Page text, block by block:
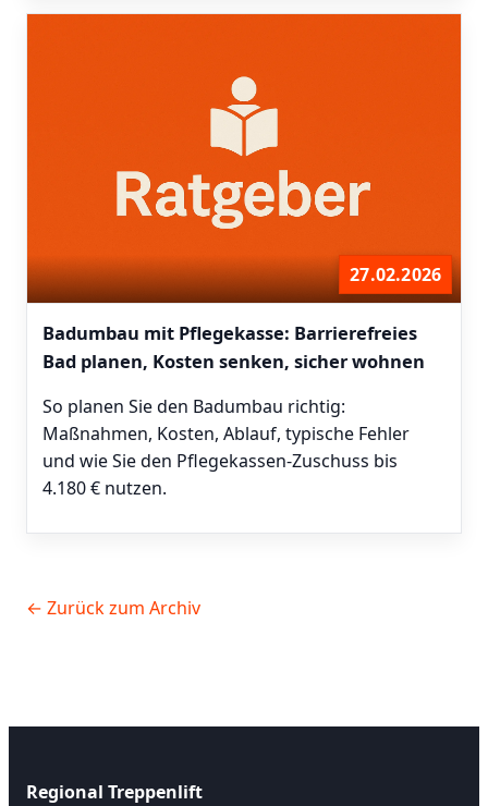
27.02.2026
Badumbau mit Pflegekasse: Barrierefreies
Bad planen, Kosten senken, sicher wohnen
So planen Sie den Badumbau richtig:
Maßnahmen, Kosten, Ablauf, typische Fehler
und wie Sie den Pflegekassen-Zuschuss bis
4.180 € nutzen.
← Zurück zum Archiv
Regional Treppenlift